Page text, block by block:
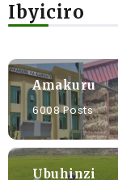
Ibyiciro
Amakuru
6008 Posts
Ubuhinzi